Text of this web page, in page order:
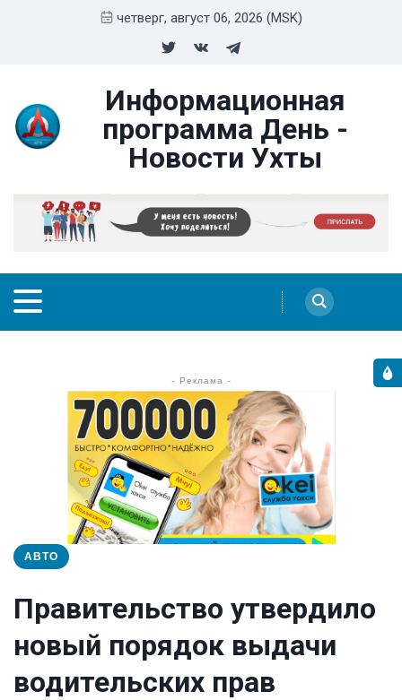
четверг, август 06, 2026 (MSK)
Информационная
программа День -
Новости Ухты
- Реклама -
АВТО
Правительство утвердило
новый порядок выдачи
водительских прав